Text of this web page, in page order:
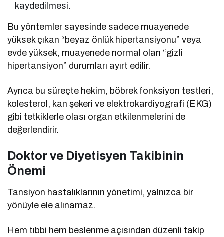
kaydedilmesi.
Bu yöntemler sayesinde sadece muayenede
yüksek çıkan “beyaz önlük hipertansiyonu” veya
evde yüksek, muayenede normal olan “gizli
hipertansiyon” durumları ayırt edilir.
Ayrıca bu süreçte hekim, böbrek fonksiyon testleri,
kolesterol, kan şekeri ve elektrokardiyografi (EKG)
gibi tetkiklerle olası organ etkilenmelerini de
değerlendirir.
Doktor ve Diyetisyen Takibinin
Önemi
Tansiyon hastalıklarının yönetimi, yalnızca bir
yönüyle ele alınamaz.
Hem tıbbi hem beslenme açısından düzenli takip